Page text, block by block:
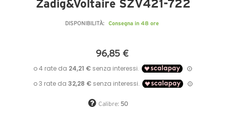
Zadig&Voltaire SZV421-722
DISPONIBILITÀ: Consegna in 48 ore
96,85 €
Calibre: 50